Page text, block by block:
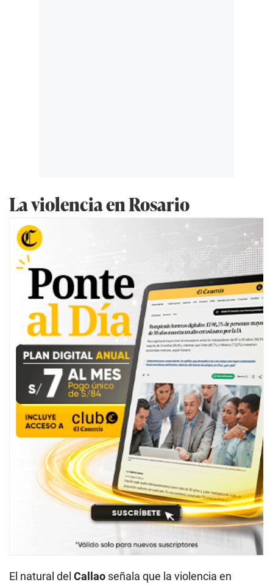
La violencia en Rosario
El natural del Callao señala que la violencia en